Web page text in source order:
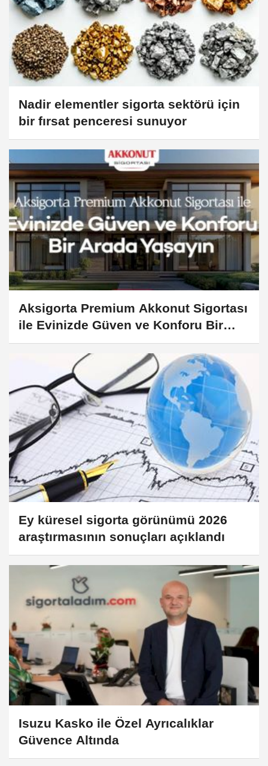
Nadir elementler sigorta sektörü için
bir fırsat penceresi sunuyor
Aksigorta Premium Akkonut Sigortası
ile Evinizde Güven ve Konforu Bir
Arada Yaşayın
Ey küresel sigorta görünümü 2026
araştırmasının sonuçları açıklandı
Isuzu Kasko ile Özel Ayrıcalıklar
Güvence Altında